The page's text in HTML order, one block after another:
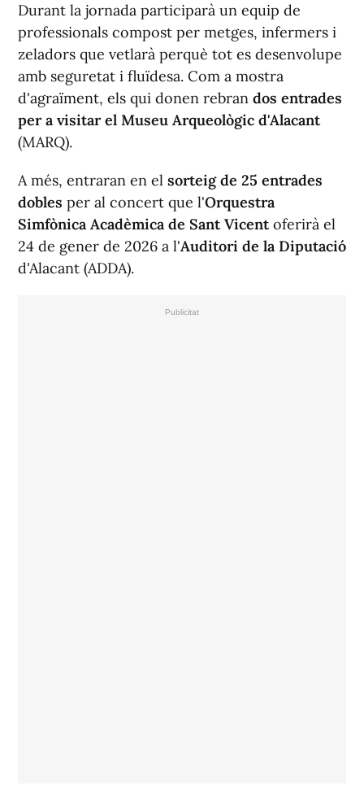
Durant la jornada participarà un equip de
professionals compost per metges, infermers i
zeladors que vetlarà perquè tot es desenvolupe
amb seguretat i fluïdesa. Com a mostra
d'agraïment, els qui donen rebran dos entrades
per a visitar el Museu Arqueològic d'Alacant
(MARQ).
A més, entraran en el sorteig de 25 entrades
dobles per al concert que l'Orquestra
Simfònica Acadèmica de Sant Vicentoferirà el
24 de gener de 2026 a l'Auditori de la Diputació
d'Alacant (ADDA).